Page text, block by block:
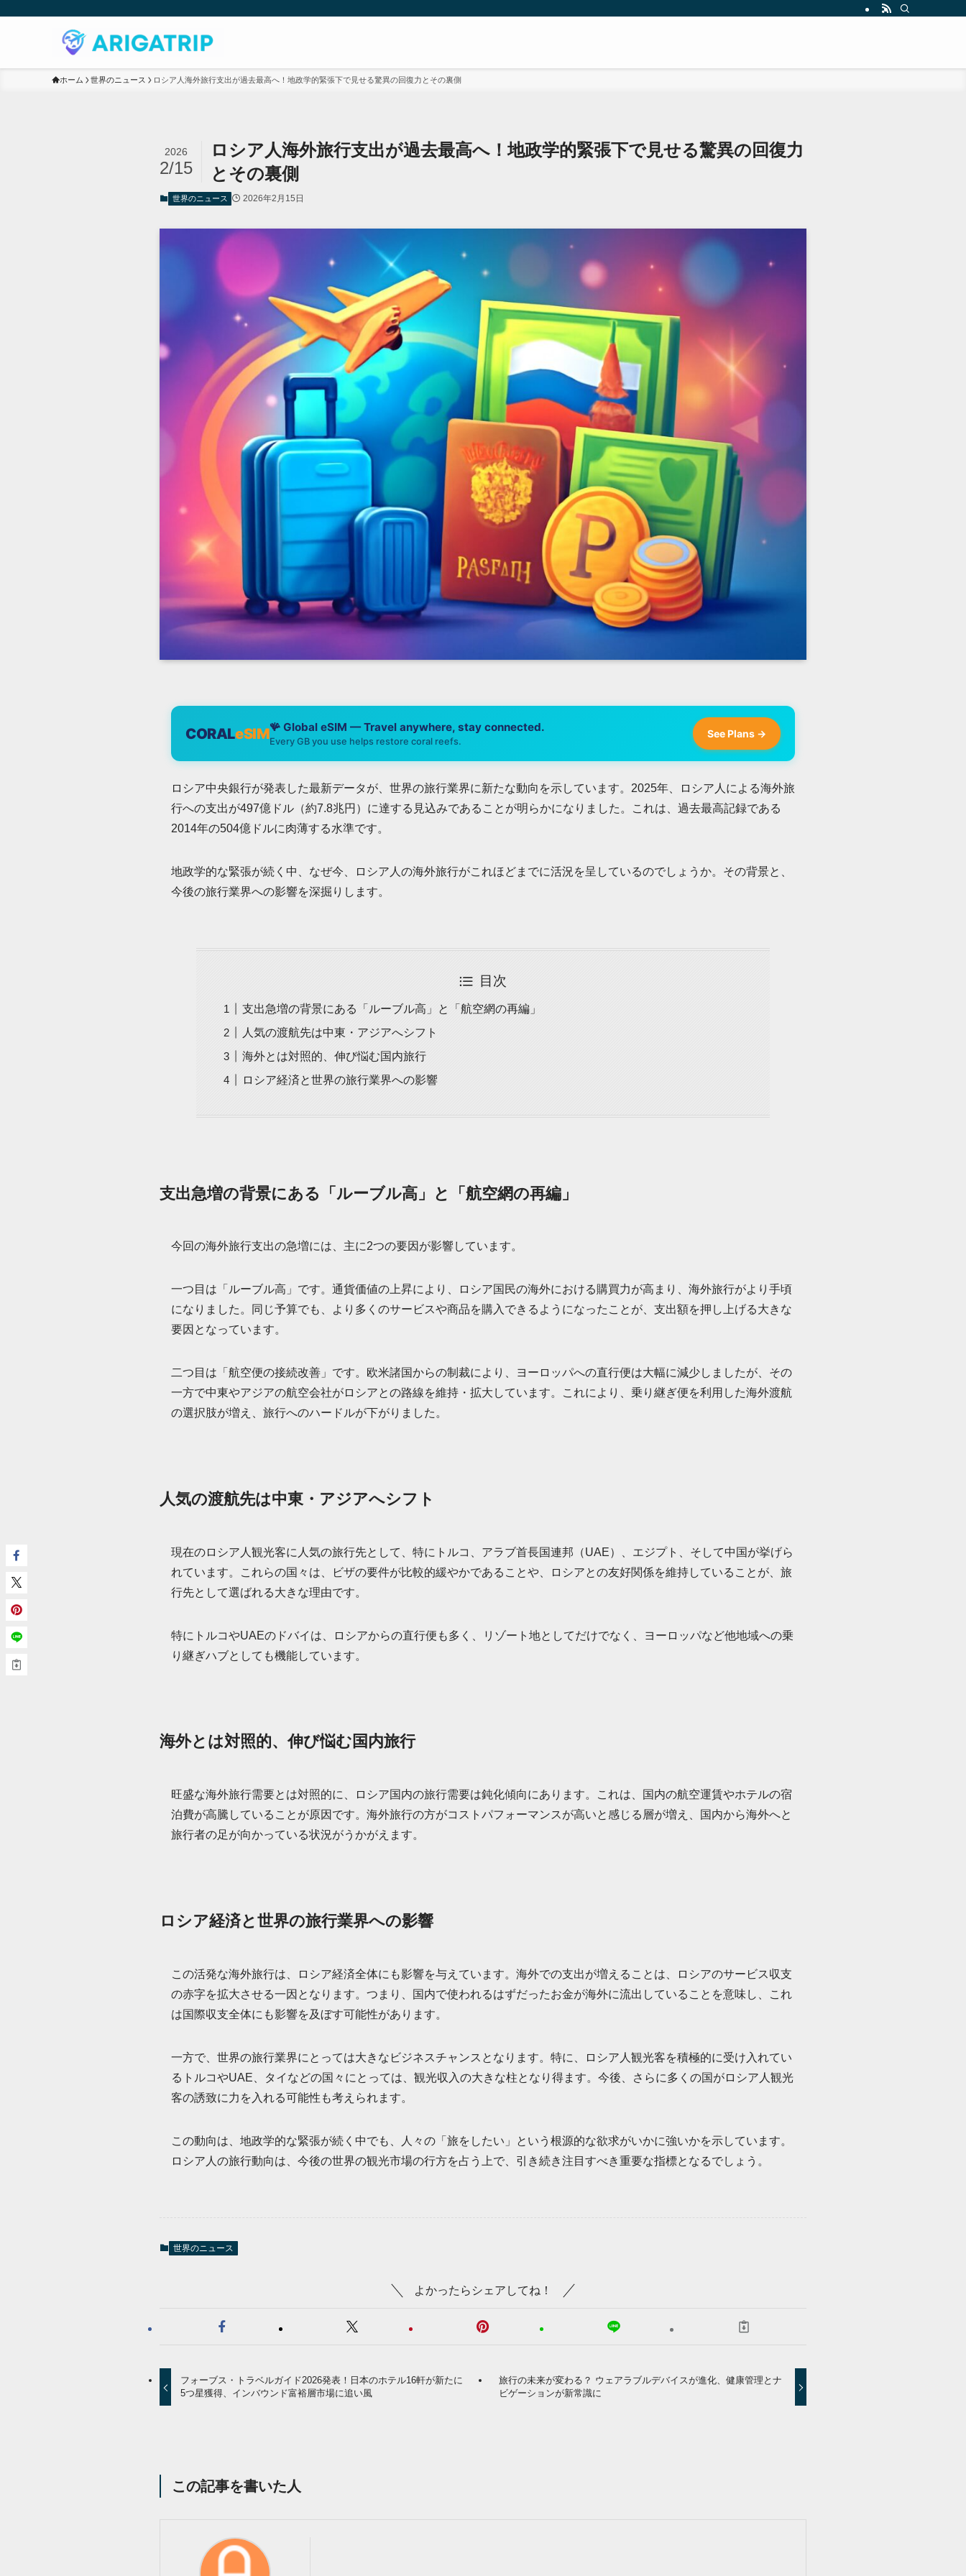
ホーム 世界のニュース ロシア人海外旅行支出が過去最高へ！地政学的緊張下で見せる驚異の回復力とその裏側
ロシア人海外旅行支出が過去最高へ！地政学的緊張下で見せる驚異の回復力
とその裏側
2026
2/15
世界のニュース 2026年2月15日
CORALeSIM🪸 Global eSIM — Travel anywhere, stay connected.
Every GB you use helps restore coral reefs.
See Plans →
ロシア中央銀行が発表した最新データが、世界の旅行業界に新たな動向を示しています。2025年、ロシア人による海外旅
行への支出が497億ドル（約7.8兆円）に達する見込みであることが明らかになりました。これは、過去最高記録である
2014年の504億ドルに肉薄する水準です。
地政学的な緊張が続く中、なぜ今、ロシア人の海外旅行がこれほどまでに活況を呈しているのでしょうか。その背景と、
今後の旅行業界への影響を深掘りします。
目次
支出急増の背景にある「ルーブル高」と「航空網の再編」
人気の渡航先は中東・アジアへシフト
海外とは対照的、伸び悩む国内旅行
ロシア経済と世界の旅行業界への影響
支出急増の背景にある「ルーブル高」と「航空網の再編」
今回の海外旅行支出の急増には、主に2つの要因が影響しています。
一つ目は「ルーブル高」です。通貨価値の上昇により、ロシア国民の海外における購買力が高まり、海外旅行がより手頃
になりました。同じ予算でも、より多くのサービスや商品を購入できるようになったことが、支出額を押し上げる大きな
要因となっています。
二つ目は「航空便の接続改善」です。欧米諸国からの制裁により、ヨーロッパへの直行便は大幅に減少しましたが、その
一方で中東やアジアの航空会社がロシアとの路線を維持・拡大しています。これにより、乗り継ぎ便を利用した海外渡航
の選択肢が増え、旅行へのハードルが下がりました。
人気の渡航先は中東・アジアへシフト
現在のロシア人観光客に人気の旅行先として、特にトルコ、アラブ首長国連邦（UAE）、エジプト、そして中国が挙げら
れています。これらの国々は、ビザの要件が比較的緩やかであることや、ロシアとの友好関係を維持していることが、旅
行先として選ばれる大きな理由です。
特にトルコやUAEのドバイは、ロシアからの直行便も多く、リゾート地としてだけでなく、ヨーロッパなど他地域への乗
り継ぎハブとしても機能しています。
海外とは対照的、伸び悩む国内旅行
旺盛な海外旅行需要とは対照的に、ロシア国内の旅行需要は鈍化傾向にあります。これは、国内の航空運賃やホテルの宿
泊費が高騰していることが原因です。海外旅行の方がコストパフォーマンスが高いと感じる層が増え、国内から海外へと
旅行者の足が向かっている状況がうかがえます。
ロシア経済と世界の旅行業界への影響
この活発な海外旅行は、ロシア経済全体にも影響を与えています。海外での支出が増えることは、ロシアのサービス収支
の赤字を拡大させる一因となります。つまり、国内で使われるはずだったお金が海外に流出していることを意味し、これ
は国際収支全体にも影響を及ぼす可能性があります。
一方で、世界の旅行業界にとっては大きなビジネスチャンスとなります。特に、ロシア人観光客を積極的に受け入れてい
るトルコやUAE、タイなどの国々にとっては、観光収入の大きな柱となり得ます。今後、さらに多くの国がロシア人観光
客の誘致に力を入れる可能性も考えられます。
この動向は、地政学的な緊張が続く中でも、人々の「旅をしたい」という根源的な欲求がいかに強いかを示しています。
ロシア人の旅行動向は、今後の世界の観光市場の行方を占う上で、引き続き注目すべき重要な指標となるでしょう。
世界のニュース
よかったらシェアしてね！
フォーブス・トラベルガイド2026発表！日本のホテル16軒が新たに
5つ星獲得、インバウンド富裕層市場に追い風
旅行の未来が変わる？ ウェアラブルデバイスが進化、健康管理とナ
ビゲーションが新常識に
この記事を書いた人